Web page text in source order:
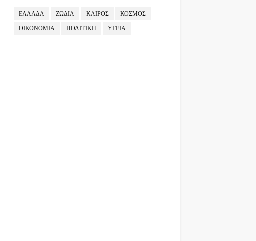
ΕΛΛΑΔΑ ΖΩΔΙΑ ΚΑΙΡΟΣ ΚΟΣΜΟΣ
ΟΙΚΟΝΟΜΙΑ ΠΟΛΙΤΙΚΗ ΥΓΕΙΑ